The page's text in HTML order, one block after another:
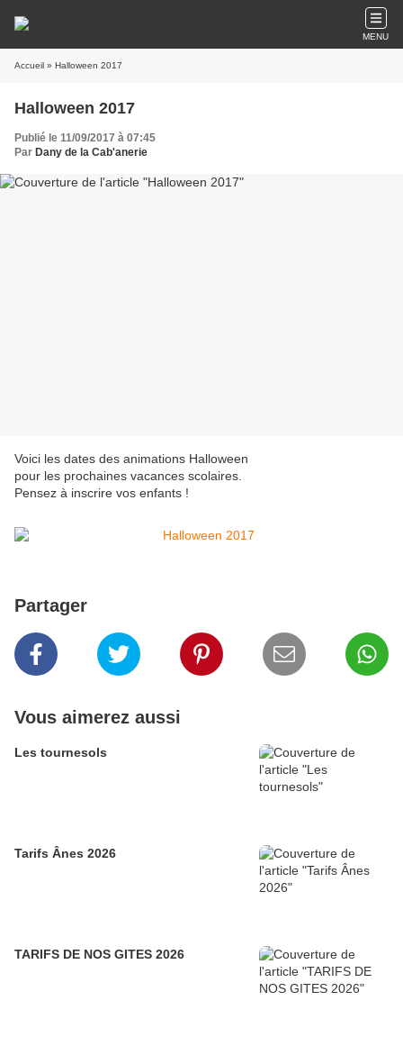
MENU
Accueil » Halloween 2017
Halloween 2017
Publié le 11/09/2017 à 07:45
Par Dany de la Cab'anerie
Voici les dates des animations Halloween
pour les prochaines vacances scolaires.
Pensez à inscrire vos enfants !
Partager
Vous aimerez aussi
Les tournesols
Tarifs Ânes 2026
TARIFS DE NOS GITES 2026